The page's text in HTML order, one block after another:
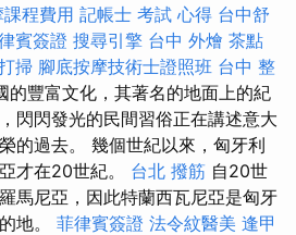
程費用 記帳士 考試 心得 台中舒
賓簽證 搜尋引擎 台中 外燴 茶點
掃 腳底按摩技術士證照班 台中 整
的豐富文化，其著名的地面上的紀
閃閃發光的民間習俗正在講述意大
的過去。 幾個世紀以來，匈牙利
才在20世紀。 台北 撥筋 自20世
馬尼亞，因此特蘭西瓦尼亞是匈牙
地。 菲律賓簽證 法令紋醫美 逢甲